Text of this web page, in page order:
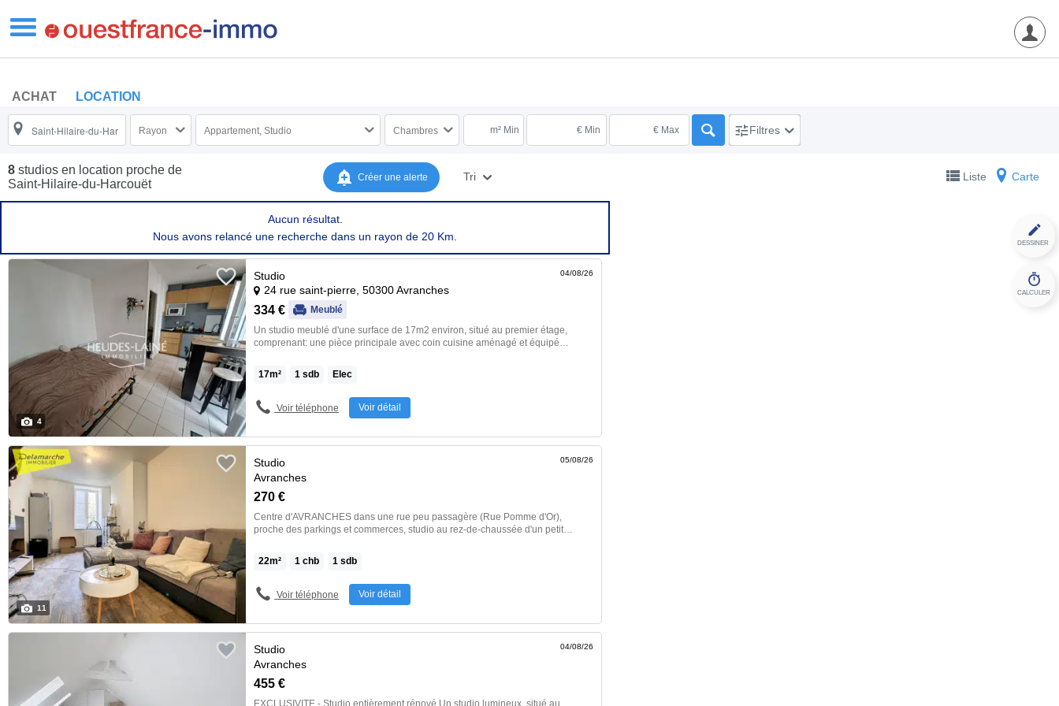
ACHAT LOCATION
Rayon Appartement, Studio Chambres m² Min € Min € Max Filtres
Créer une alerte
8 studios en location proche de
Saint-Hilaire-du-Harcouët
Tri Liste Carte
DESSINER
CALCULER
Aucun résultat.
Nous avons relancé une recherche dans un rayon de 20 Km.
334 € Meublé
Studio
24 rue saint-pierre, 50300 Avranches
Un studio meublé d'une surface de 17m2 environ, situé au premier étage,
comprenant: une pièce principale avec coin cuisine aménagé et équipé
Chauffage et chauffe-eau électriques. Eau et électricité individuelles. Libre
le 25 août 2026. Loyer : 334 Euros par mois charges comprises dont 12
garantie : 644 Euros. Honoraires charge locataire : 187 Euros TTC dont 51
Euros pour état des lieux. Classe énergie : C. Les informations sur les
17m² 1 sdb Elec
04/08/26
Voir téléphone Voir détail
4
270 €
Studio
Avranches
Centre d'AVRANCHES dans une rue peu passagère (Rue Pomme d'Or),
proche des parkings et commerces, studio au rez-de-chaussée d'un petit
salle de bain avec W-C. CLASSE ENERGIE : E et CLASSE CLIMAT : C
Montant estimé des dépenses annuelles d'énergie pour un usage standard :
(radiateur à inertie). Fenêtres PVC double vitrage. Surface habitable : 22 m2
locataire : 160euros […] Voir l’annonce immobilière >>
22m² 1 chb 1 sdb
05/08/26
Voir téléphone Voir détail
11
455 €
Studio
Avranches
04/08/26